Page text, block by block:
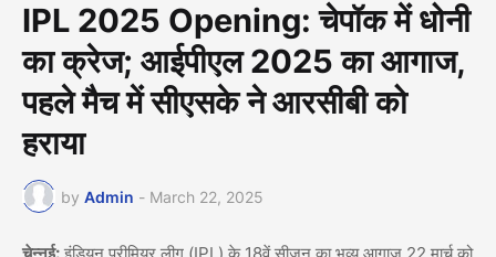
IPL 2025 Opening: चेपॉक में धोनी
का क्रेज; आईपीएल 2025 का आगाज,
पहले मैच में सीएसके ने आरसीबी को
हराया
by Admin - March 22, 2025